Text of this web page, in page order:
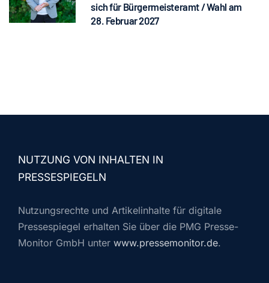
sich für Bürgermeisteramt / Wahl am
28. Februar 2027
NUTZUNG VON INHALTEN IN
PRESSESPIEGELN
Nutzungsrechte und Artikelinhalte für digitale
Pressespiegel erhalten Sie über die PMG Presse-
Monitor GmbH unter www.pressemonitor.de.